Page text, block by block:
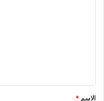
ق
الاسم *